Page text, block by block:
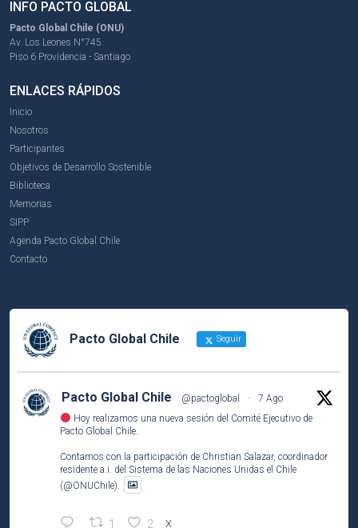
INFO PACTO GLOBAL
Pacto Global Chile (ONU)
Av. Los Leones N°745
Piso 6 Providencia - Santiago
ENLACES RÁPIDOS
Inicio
Nosotros
Participantes
Objetivos de Desarrollo Sostenible
Biblioteca
Memorias
SIPP
Agenda Pacto Global Chile
Contacto
Pacto Global Chile Seguir
Pacto Global Chile @pactoglobal ·
7 Ago
Hoy realizamos una nueva sesión del Comité Ejecutivo de
Pacto Global Chile.
Contamos con la participación de Christian Salazar, coordinador
residente a.i. del Sistema de las Naciones Unidas el Chile
(@ONUChile).
1 2 X